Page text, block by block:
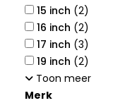
15 inch (2)
16 inch (2)
17 inch (3)
19 inch (2)
Toon meer
Merk